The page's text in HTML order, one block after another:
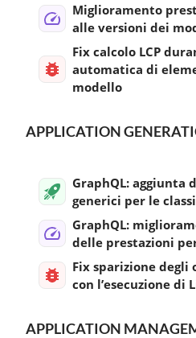
Miglioramento
alle versioni dei
Fix calcolo LCP
automatica di
modello
APPLICATION
GraphQL: aggiunta
generici per le
GraphQL:
delle prestazioni
Fix sparizione
con l’esecuzione di
APPLICATION